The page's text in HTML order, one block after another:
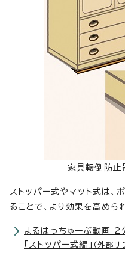
家具転倒防止
ストッパー式やマット式は
ることで、より効果を高めら
まるはっちゅーぶ動画
「ストッパー式編」 （外部リ